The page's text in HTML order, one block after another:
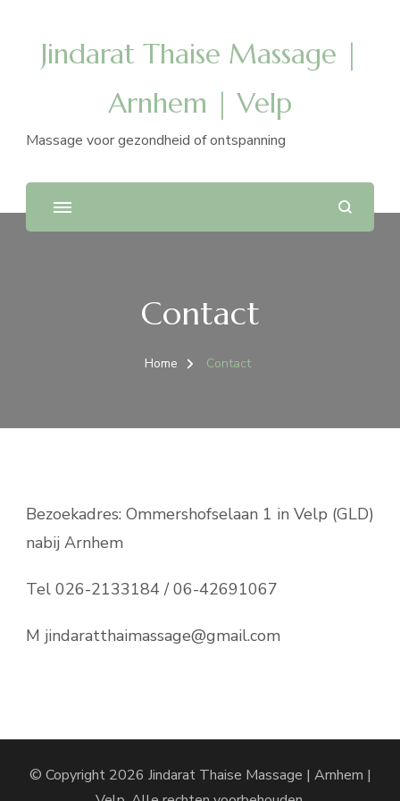
Jindarat Thaise Massage |
Arnhem | Velp
Massage voor gezondheid of ontspanning
Contact
Home Contact
Bezoekadres: Ommershofselaan 1 in Velp (GLD)
nabij Arnhem
Tel 026-2133184 / 06-42691067
M jindaratthaimassage@gmail.com
© Copyright 2026 Jindarat Thaise Massage | Arnhem |